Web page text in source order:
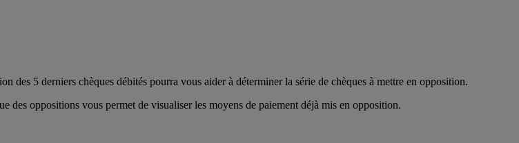
des 5 derniers chèques débités pourra vous aider à déterminer la série de chèques à mettre en opposition.
des oppositions vous permet de visualiser les moyens de paiement déjà mis en opposition.